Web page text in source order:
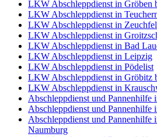
LKW Abschleppdienst in Gröben
LKW Abschleppdienst in
LKW Abschleppdienst in
LKW Abschleppdienst in
LKW Abschleppdienst in Bad
LKW Abschleppdienst in Leipzig
LKW Abschleppdienst in Pödelist
LKW Abschleppdienst in Gröbitz
LKW Abschleppdienst in
Abschleppdienst und Pannenhilfe
Abschleppdienst und Pannenhilfe
Abschleppdienst und Pannenhilfe
Naumburg